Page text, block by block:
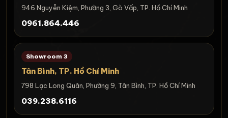
946 Nguyễn Kiệm, Phường 3, Gò Vấp, TP. Hồ Chí Minh
0961.864.446
Showroom 3
Tân Bình, TP. Hồ Chí Minh
798 Lạc Long Quân, Phường 9, Tân Bình, TP. Hồ Chí Minh
039.238.6116